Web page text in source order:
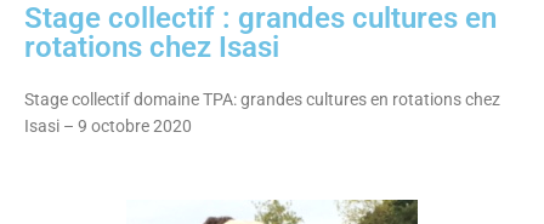
Stage collectif : grandes cultures en
rotations chez Isasi
Stage collectif domaine TPA: grandes cultures en rotations chez
Isasi – 9 octobre 2020